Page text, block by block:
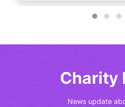
Charity
News update